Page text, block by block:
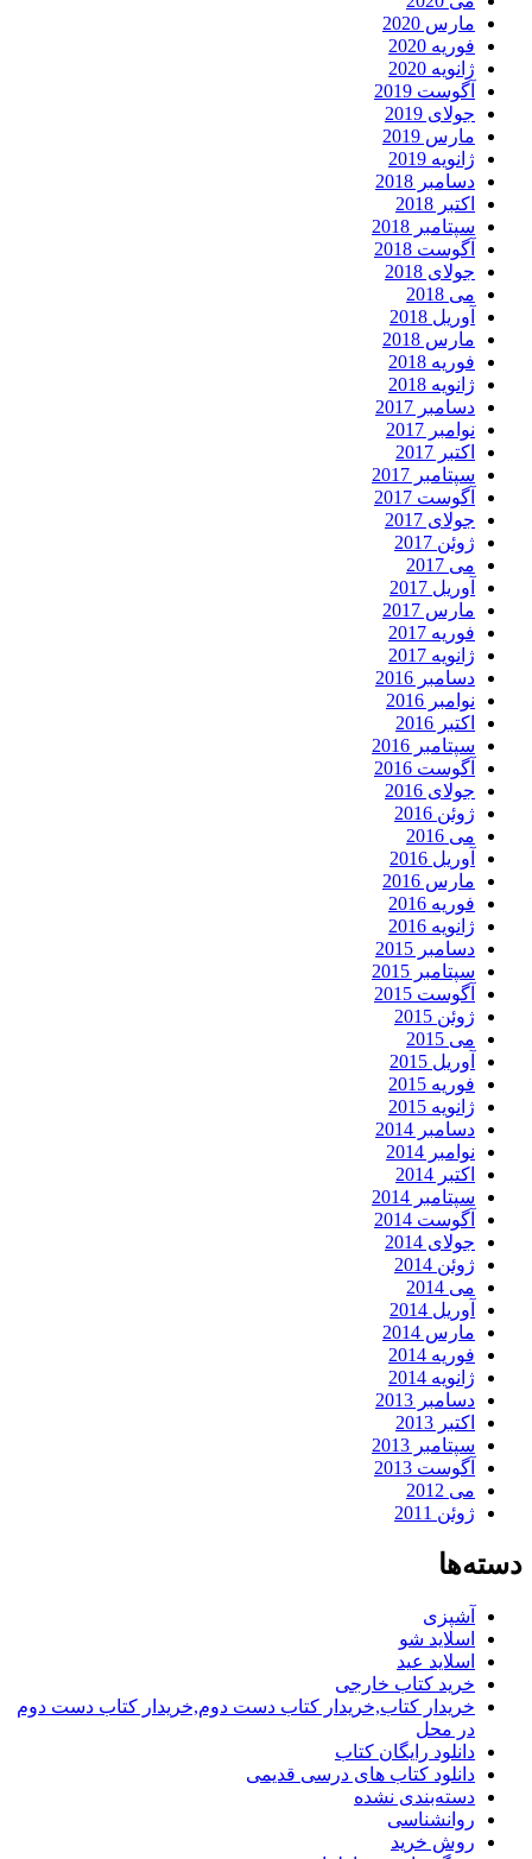
مارس 2020
فوریه 2020
ژانویه 2020
آگوست 2019
جولای 2019
مارس 2019
ژانویه 2019
دسامبر 2018
اکتبر 2018
سپتامبر 2018
آگوست 2018
جولای 2018
می 2018
آوریل 2018
مارس 2018
فوریه 2018
ژانویه 2018
دسامبر 2017
نوامبر 2017
اکتبر 2017
سپتامبر 2017
آگوست 2017
جولای 2017
ژوئن 2017
می 2017
آوریل 2017
مارس 2017
فوریه 2017
ژانویه 2017
دسامبر 2016
نوامبر 2016
اکتبر 2016
سپتامبر 2016
آگوست 2016
جولای 2016
ژوئن 2016
می 2016
آوریل 2016
مارس 2016
فوریه 2016
ژانویه 2016
دسامبر 2015
سپتامبر 2015
آگوست 2015
ژوئن 2015
می 2015
آوریل 2015
فوریه 2015
ژانویه 2015
دسامبر 2014
نوامبر 2014
اکتبر 2014
سپتامبر 2014
آگوست 2014
جولای 2014
ژوئن 2014
می 2014
آوریل 2014
مارس 2014
فوریه 2014
ژانویه 2014
دسامبر 2013
اکتبر 2013
سپتامبر 2013
آگوست 2013
می 2012
ژوئن 2011
دسته‌ها
آشپزی
اسلاید شو
اسلاید عید
خرید کتاب خارجی
خریدار کتاب,خریدار کتاب دست دوم,خریدار کتاب دست دوم
در محل
دانلود رایگان کتاب
دانلود کتاب های درسی قدیمی
دسته‌بندی نشده
روانشناسی
روش خرید